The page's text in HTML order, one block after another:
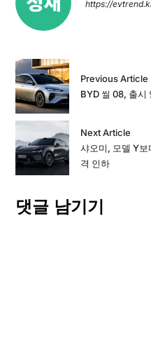
https://
Previous Article
BYD 씰 08, 출
Next Article
샤오미, 모델 Y
격 인하
댓글 남기기